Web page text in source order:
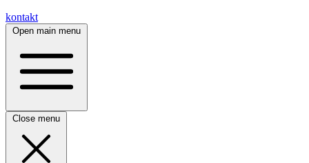
kontakt
Open main menu
Close menu